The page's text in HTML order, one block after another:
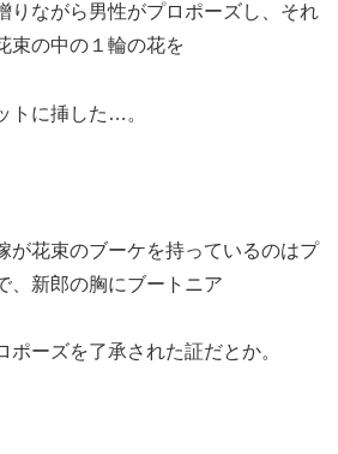
りながら男性がプロポーズし、それ
束の中の１輪の花を
トに挿した…。
が花束のブーケを持っているのはプ
、新郎の胸にブートニア
ポーズを了承された証だとか。